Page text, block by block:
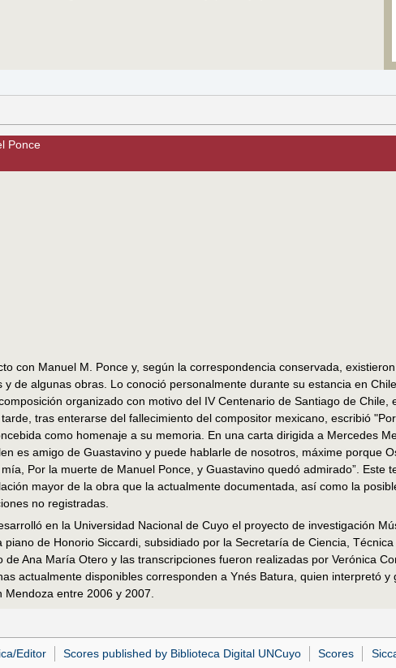
Ponce
con Manuel M. Ponce y, según la correspondencia conservada,
y de algunas obras. Lo conoció personalmente durante su estancia en
organizado con motivo del IV Centenario de Santiago de Chile,
tras enterarse del fallecimiento del compositor mexicano, escribió
como homenaje a su memoria. En una carta dirigida a Mercedes
es amigo de Guastavino y puede hablarle de nosotros, máxime porque
Por la muerte de Manuel Ponce, y Guastavino quedó admirado”. Este
mayor de la obra que la actualmente documentada, así como la
no registradas.
en la Universidad Nacional de Cuyo el proyecto de investigación
piano de Honorio Siccardi, subsidiado por la Secretaría de Ciencia,
de Ana María Otero y las transcripciones fueron realizadas por Verónica
actualmente disponibles corresponden a Ynés Batura, quien interpretó y
entre 2006 y 2007.
Editor Scores published by Biblioteca Digital UNCuyo Scores